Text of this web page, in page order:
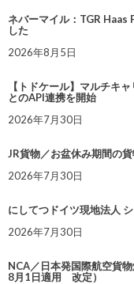
ネバーマイル：TGR Haas
した
2026年8月5日
【トドケール】マルチキ
とのAPI連携を開始
2026年7月30日
JR貨物／お盆休み期間の
2026年7月30日
にしてつドイツ現地法人
2026年7月30日
NCA／日本発国際航空貨
8月1日適用 改定）